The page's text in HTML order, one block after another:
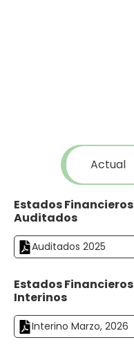
Actual
Estados Financieros
Auditados
Auditados 2025
Estados Financieros
Interinos
Interino Marzo, 2026